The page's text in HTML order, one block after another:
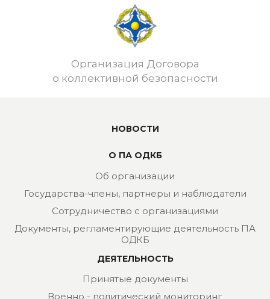
Организация Договора
о коллективной безопасности
НОВОСТИ
О ПА ОДКБ
Об организации
Государства-члены, партнеры и наблюдатели
Сотрудничество с организациями
Документы, регламентирующие деятельность ПА
ОДКБ
ДЕЯТЕЛЬНОСТЬ
Принятые документы
Военно - политический мониторинг